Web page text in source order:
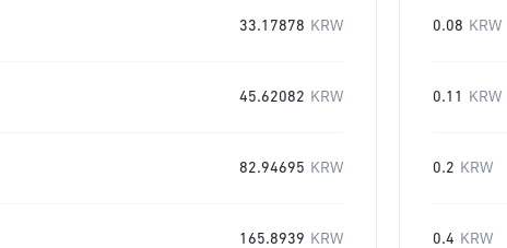
33.17878 KRW
45.62082 KRW
82.94695 KRW
165.8939 KRW
0.08 KRW
0.11 KRW
0.2 KRW
0.4 KRW